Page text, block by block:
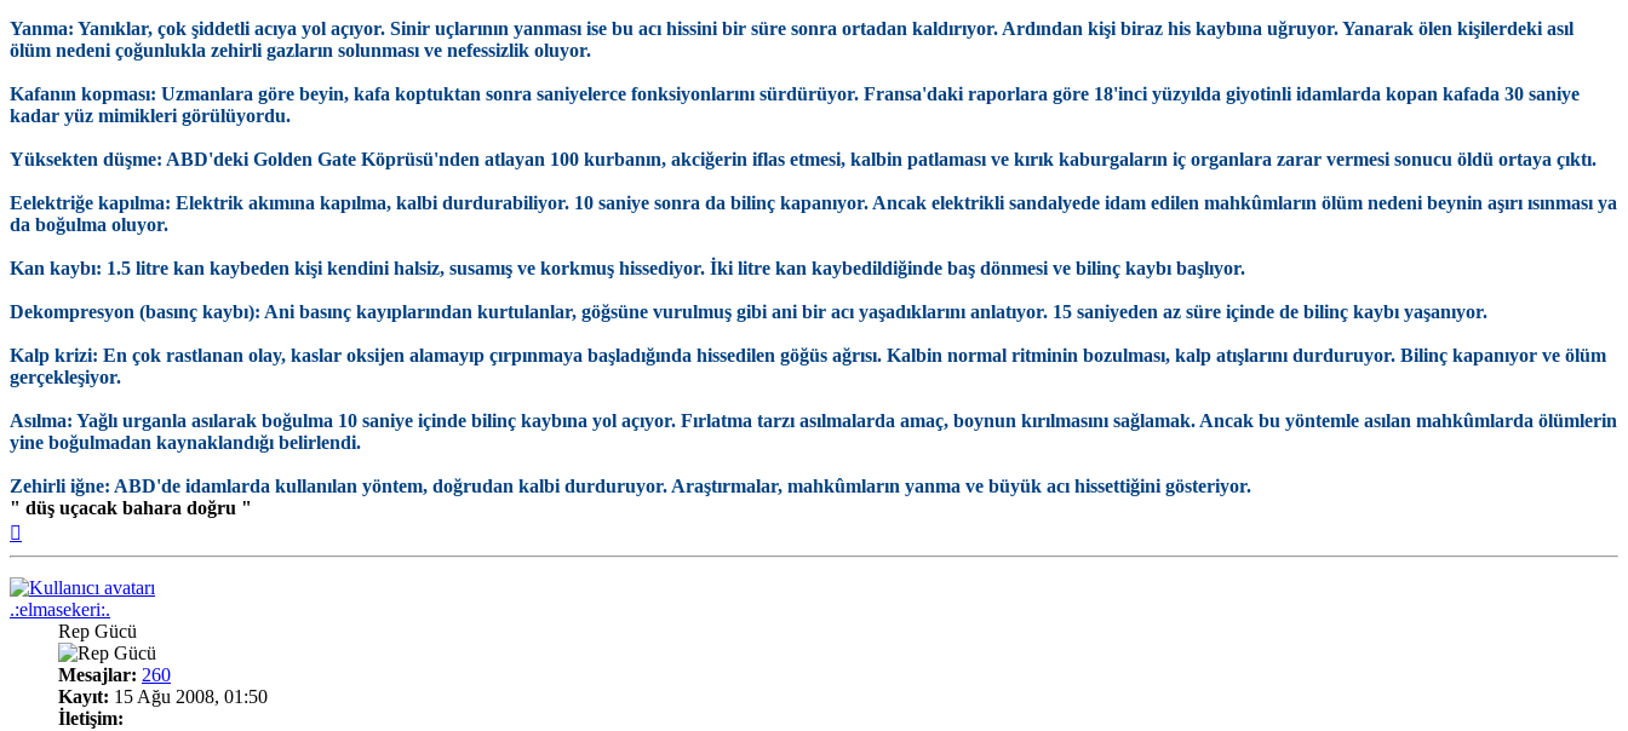
Yanma: Yanıklar, çok şiddetli acıya yol açıyor. Sinir uçlarının yanması ise bu acı hissini bir süre sonra ortadan kaldırıyor. Ardından kişi biraz his kaybına uğruyor. Yanarak ölen kişilerdeki asıl
ölüm nedeni çoğunlukla zehirli gazların solunması ve nefessizlik oluyor.
Kafanın kopması: Uzmanlara göre beyin, kafa koptuktan sonra saniyelerce fonksiyonlarını sürdürüyor. Fransa'daki raporlara göre 18'inci yüzyılda giyotinli idamlarda kopan kafada 30 saniye
kadar yüz mimikleri görülüyordu.
Yüksekten düşme: ABD'deki Golden Gate Köprüsü'nden atlayan 100 kurbanın, akciğerin iflas etmesi, kalbin patlaması ve kırık kaburgaların iç organlara zarar vermesi sonucu öldü ortaya çıktı.
Eelektriğe kapılma: Elektrik akımına kapılma, kalbi durdurabiliyor. 10 saniye sonra da bilinç kapanıyor. Ancak elektrikli sandalyede idam edilen mahkûmların ölüm nedeni beynin aşırı ısınması ya
da boğulma oluyor.
Kan kaybı: 1.5 litre kan kaybeden kişi kendini halsiz, susamış ve korkmuş hissediyor. İki litre kan kaybedildiğinde baş dönmesi ve bilinç kaybı başlıyor.
Dekompresyon (basınç kaybı): Ani basınç kayıplarından kurtulanlar, göğsüne vurulmuş gibi ani bir acı yaşadıklarını anlatıyor. 15 saniyeden az süre içinde de bilinç kaybı yaşanıyor.
Kalp krizi: En çok rastlanan olay, kaslar oksijen alamayıp çırpınmaya başladığında hissedilen göğüs ağrısı. Kalbin normal ritminin bozulması, kalp atışlarını durduruyor. Bilinç kapanıyor ve ölüm
gerçekleşiyor.
Asılma: Yağlı urganla asılarak boğulma 10 saniye içinde bilinç kaybına yol açıyor. Fırlatma tarzı asılmalarda amaç, boynun kırılmasını sağlamak. Ancak bu yöntemle asılan mahkûmlarda ölümlerin
yine boğulmadan kaynaklandığı belirlendi.
Zehirli iğne: ABD'de idamlarda kullanılan yöntem, doğrudan kalbi durduruyor. Araştırmalar, mahkûmların yanma ve büyük acı hissettiğini gösteriyor.
" düş uçacak bahara doğru "
.:elmasekeri:.
Rep Gücü
Mesajlar: 260
Kayıt: 15 Ağu 2008, 01:50
İletişim: